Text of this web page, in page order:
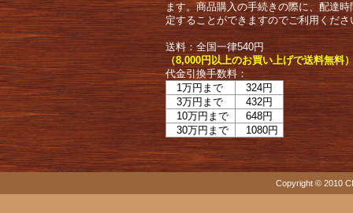
ます。商品購入の手続きの際に、配達
定することができますのでご利用くださ
送料：全国一律540円
（8,000円以上のお買い上げで送料無料
代金引換手数料：
1万円まで
324円
3万円まで
432円
10万円まで
648円
30万円まで
1080円
Copyright © 2010